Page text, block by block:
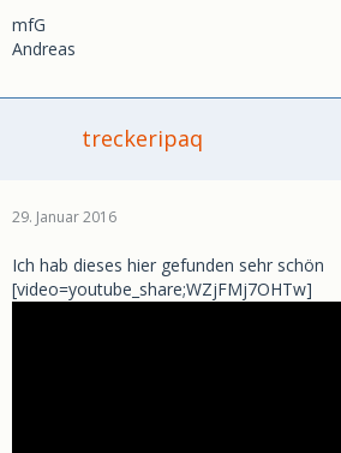
mfG
Andreas
treckeripaq
29. Januar 2016
Ich hab dieses hier gefunden sehr schön
[video=youtube_share;WZjFMj7OHTw]